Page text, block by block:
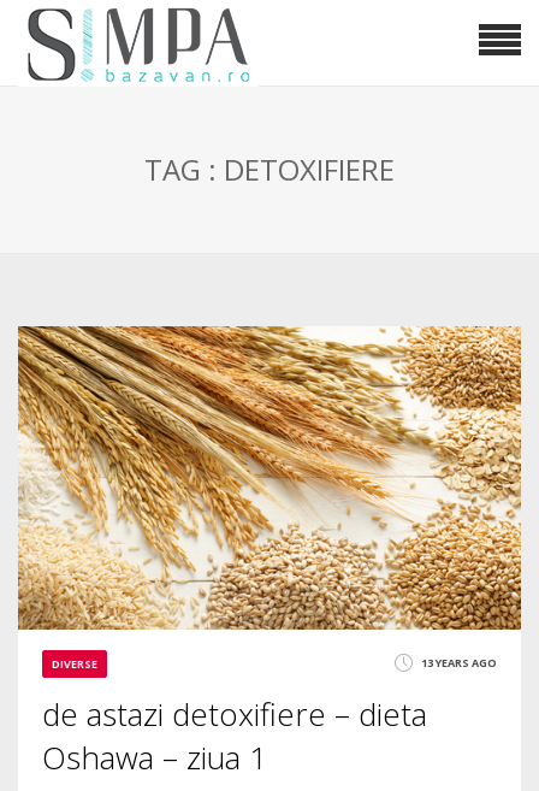
TAG : DETOXIFIERE
DIVERSE 13 YEARS AGO
de astazi detoxifiere – dieta
Oshawa – ziua 1